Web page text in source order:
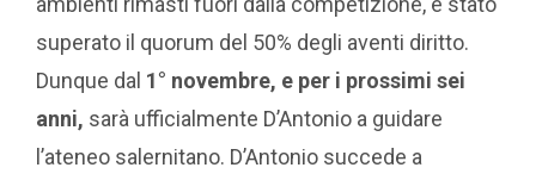
superato il quorum del 50% degli aventi diritto.
Dunque dal 1° novembre, e per i prossimi sei
anni, sarà ufficialmente D’Antonio a guidare
l’ateneo salernitano. D’Antonio succede a